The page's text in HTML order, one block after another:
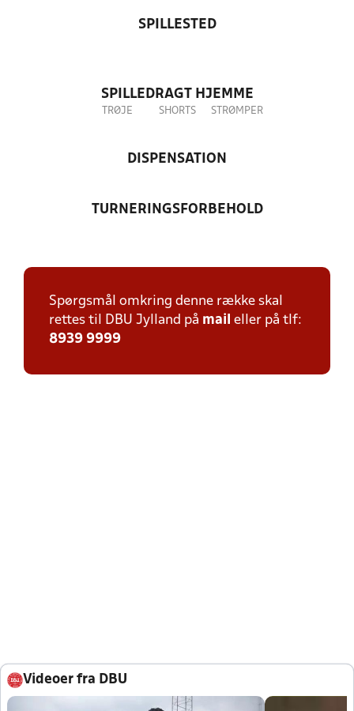
SPILLESTED
SPILLEDRAGT HJEMME
TRØJE SHORTS STRØMPER
DISPENSATION
TURNERINGSFORBEHOLD
Spørgsmål omkring denne række skal
rettes til DBU Jylland på mail eller på tlf:
8939 9999
Videoer fra DBU